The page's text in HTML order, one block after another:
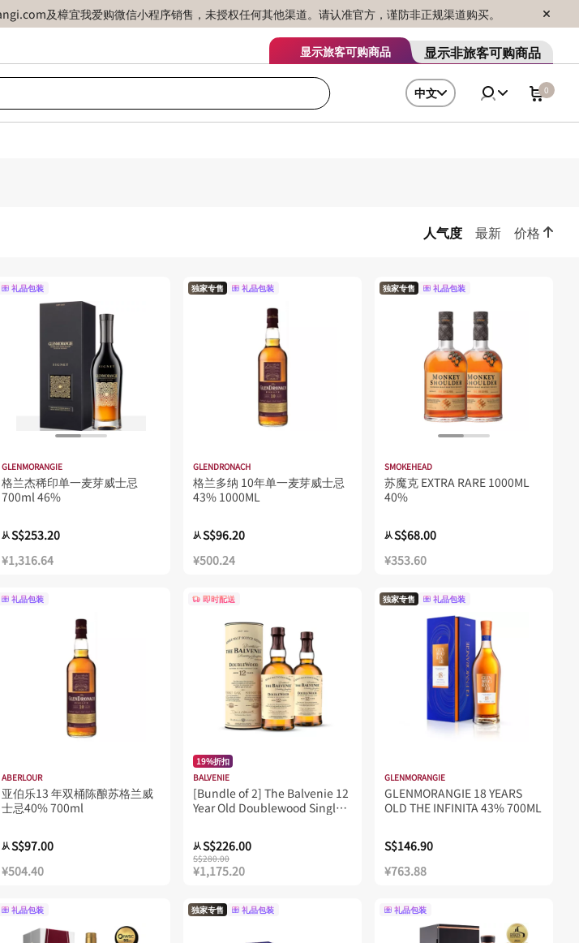
及樟宜我爱购微信小程序销售，未授权任何其他渠道。请认准官方，谨防非正规渠道购买。
显示旅客可购商品 显示非旅客可购商品
中文 0
人气度 最新 价格
礼品包装
GLENMORANGIE
格兰杰稀印单一麦芽威士忌
700ml 46%
从S$253.20
¥1,316.64
独家专售 礼品包装
GLENDRONACH
格兰多纳 10年单一麦芽威士忌
43% 1000ML
从S$96.20
¥500.24
独家专售 礼品包装
SMOKEHEAD
苏魔克 EXTRA RARE 1000ML
40%
从S$68.00
¥353.60
礼品包装
ABERLOUR
亚伯乐13 年双桶陈酿苏格兰威
士忌40% 700ml
从S$97.00
¥504.40
即时配送
19%折扣
BALVENIE
[Bundle of 2] The Balvenie 12
Year Old Doublewood Single
从S$226.00
S$280.00
¥1,175.20
独家专售 礼品包装
GLENMORANGIE
GLENMORANGIE 18 YEARS
OLD THE INFINITA 43% 700ML
S$146.90
¥763.88
礼品包装 独家专售 礼品包装 礼品包装